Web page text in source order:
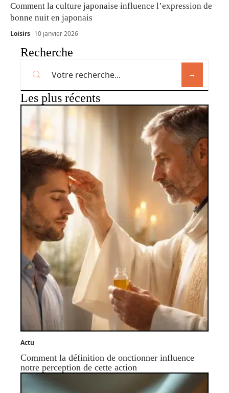
Comment la culture japonaise influence l’expression de
bonne nuit en japonais
Loisirs 10 janvier 2026
Recherche
Les plus récents
Actu
Comment la définition de onctionner influence
notre perception de cette action